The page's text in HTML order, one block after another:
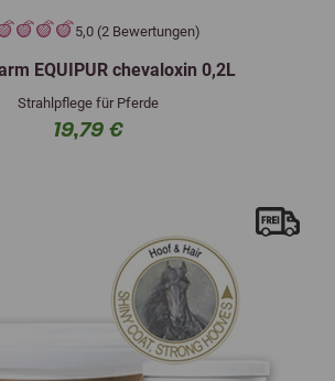
5,0 (2 Bewertungen)
EQUIPUR chevaloxin 0,2L
Strahlpflege für Pferde
19,79 €